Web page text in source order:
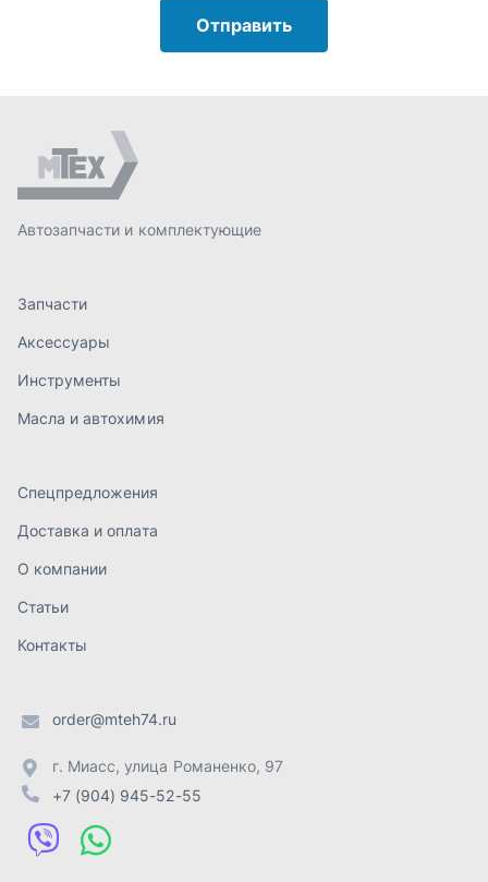
Масла и автохимия
Спецпредложения
Доставка и оплата
Контакты
order@mteh74.ru
+7 (904) 945-52-55
г. Златоуст
г. Челябинск
+7 (904) 945-04-44